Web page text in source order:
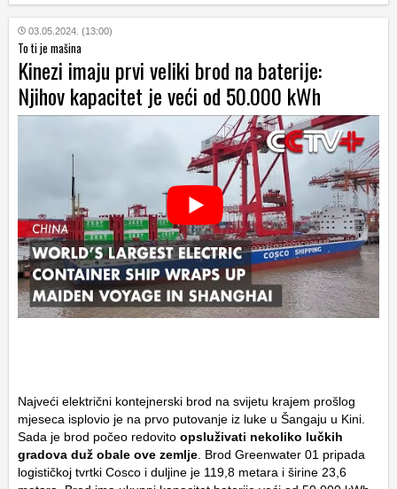
03.05.2024. (13:00)
To ti je mašina
Kinezi imaju prvi veliki brod na baterije:
Njihov kapacitet je veći od 50.000 kWh
Najveći električni kontejnerski brod na svijetu krajem prošlog
mjeseca isplovio je na prvo putovanje iz luke u Šangaju u Kini.
Sada je brod počeo redovito opsluživati nekoliko lučkih
gradova duž obale ove zemlje . Brod Greenwater 01 pripada
logističkoj tvrtki Cosco i duljine je 119,8 metara i širine 23,6